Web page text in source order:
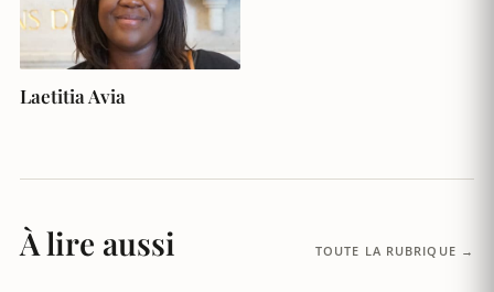
Laetitia Avia
À lire aussi TOUTE LA RUBRIQUE →